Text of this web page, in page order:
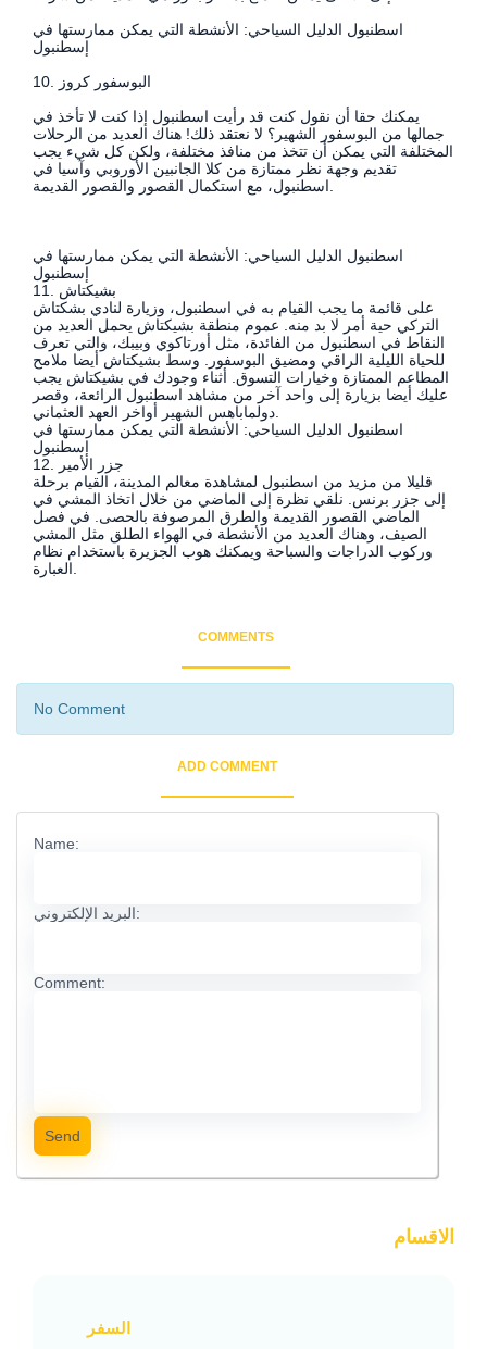
اسطنبول الدليل السياحي: الأنشطة التي يمكن ممارستها في
إسطنبول
10. البوسفور كروز
يمكنك حقا أن نقول كنت قد رأيت اسطنبول إذا كنت لا تأخذ في
جمالها من البوسفور الشهير؟ لا نعتقد ذلك! هناك العديد من الرحلات
المختلفة التي يمكن أن تتخذ من منافذ مختلفة، ولكن كل شيء يجب
تقديم وجهة نظر ممتازة من كلا الجانبين الأوروبي وآسيا في
اسطنبول الدليل السياحي: الأنشطة التي يمكن ممارستها في
إسطنبول
11. بشيكتاش
على قائمة ما يجب القيام به في اسطنبول، وزيارة لنادي بشكتاش
التركي حية أمر لا بد منه. عموم منطقة بشيكتاش يحمل العديد من
النقاط في اسطنبول من الفائدة، مثل أورتاكوي وبيبك، والتي تعرف
للحياة الليلية الراقي ومضيق البوسفور. وسط بشيكتاش أيضا ملامح
المطاعم الممتازة وخيارات التسوق. أثناء وجودك في بشيكتاش يجب
عليك أيضا بزيارة إلى واحد آخر من مشاهد اسطنبول الرائعة، وقصر
اسطنبول الدليل السياحي: الأنشطة التي يمكن ممارستها في
إسطنبول
12. جزر الأمير
قليلا من مزيد من اسطنبول لمشاهدة معالم المدينة، القيام برحلة
إلى جزر برنس. نلقي نظرة إلى الماضي من خلال اتخاذ المشي في
الماضي القصور القديمة والطرق المرصوفة بالحصى. في فصل
الصيف، وهناك العديد من الأنشطة في الهواء الطلق مثل المشي
وركوب الدراجات والسباحة ويمكنك هوب الجزيرة باستخدام نظام
COMMENTS
No Comment
ADD COMMENT
Name:
البريد الإلكتروني:
Comment:
Send
الاقسام
السفر